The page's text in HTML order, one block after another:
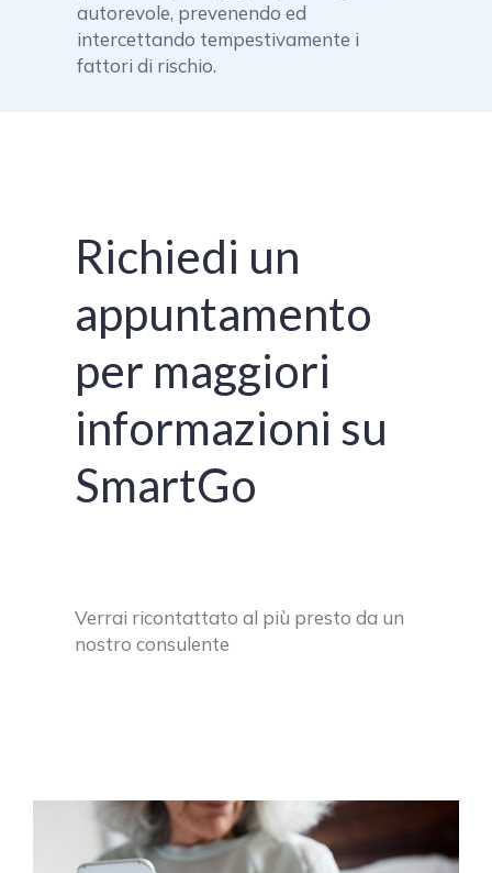
autorevole, prevenendo ed
intercettando tempestivamente i
fattori di rischio.
Richiedi un
appuntamento
per maggiori
informazioni su
SmartGo
Verrai ricontattato al più presto da un
nostro consulente